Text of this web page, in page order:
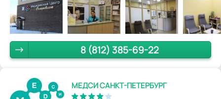
8 (812) 385-69-22
МЕДСИ САНКТ-ПЕТЕРБУРГ